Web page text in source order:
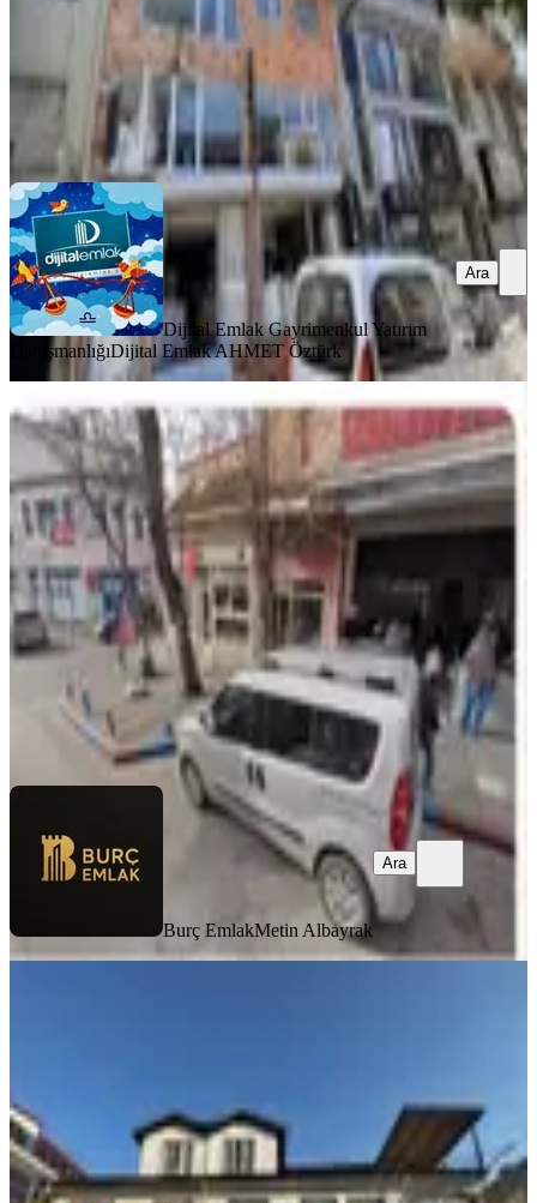
Dijital Emlak Gayrimenkul Yatırım DanışmanlığıDijital Emlak
AHMET Öztürk
Dijital Emlak Gayrimenkul Yatırım
DanışmanlığıDijital Emlak AHMET Öztürk
Ara
UYGUN
Üsküdar Murat Reis Mah. Alleme
Cad. Üstü Müstakil 49 M2, 2 Katlı
Dükkan
İstanbul, Üsküdar
49 m² ·31.07.2026
5.000.000 ₺
Burç EmlakMetin Albayrak
Burç EmlakMetin Albayrak
Ara
1 Oda
477 m²
30.000.000 ₺